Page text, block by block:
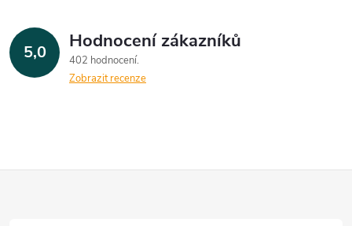
5,0 Hodnocení zákazníků
402 hodnocení
Zobrazit recenze